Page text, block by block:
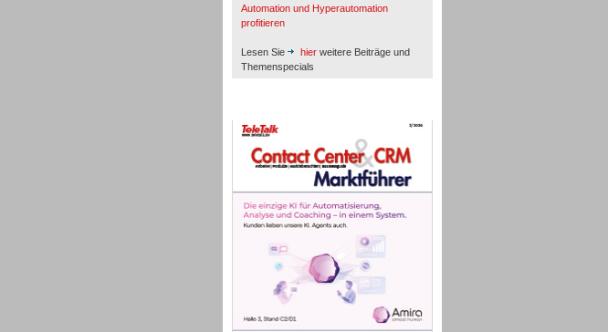
Automation und Hyperautomation
profitieren
Lesen Sie hier weitere Beiträge und
Themenspecials